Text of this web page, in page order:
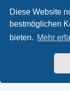
Diese Website
bestmöglichen
bieten. Mehr
Powered